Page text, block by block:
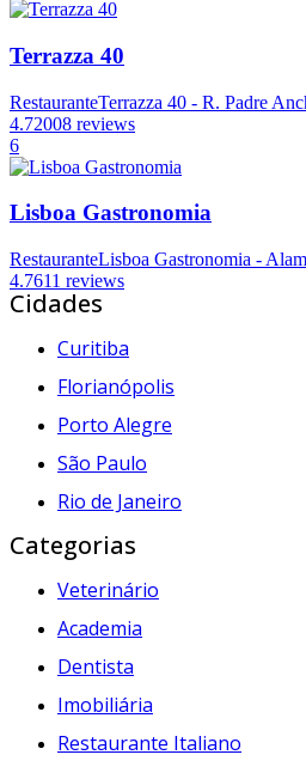
Terrazza 40
RestauranteTerrazza 40 - R. Padre
4.72008 reviews
6
Lisboa Gastronomia
RestauranteLisboa Gastronomia -
4.7611 reviews
Cidades
Curitiba
Florianópolis
Porto Alegre
São Paulo
Rio de Janeiro
Categorias
Veterinário
Academia
Dentista
Imobiliária
Restaurante Italiano